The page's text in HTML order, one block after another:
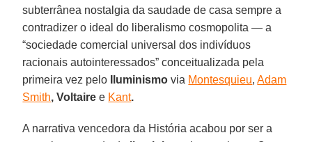
subterrânea nostalgia da saudade de casa sempre a
contradizer o ideal do liberalismo cosmopolita — a
“sociedade comercial universal dos indivíduos
racionais autointeressados” conceitualizada pela
primeira vez pelo
Iluminismo via Montesquieu,Adam
Smith, Voltaire e Kant.
A narrativa vencedora da História acabou por ser a